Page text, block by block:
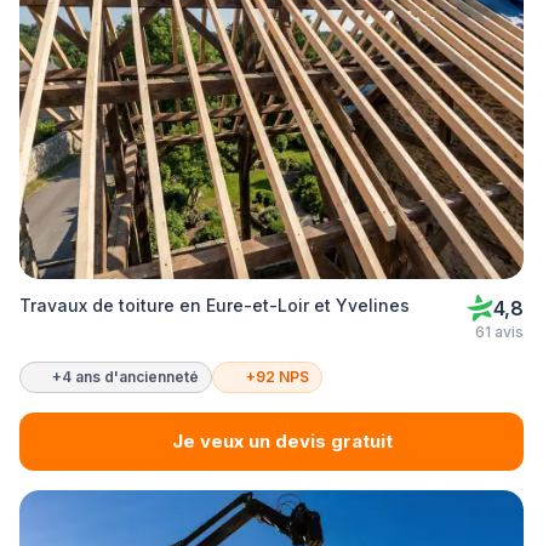
Travaux de toiture en Eure-et-Loir et Yvelines 4,8
61 avis
+4 ans d'ancienneté +92 NPS
Je veux un devis gratuit